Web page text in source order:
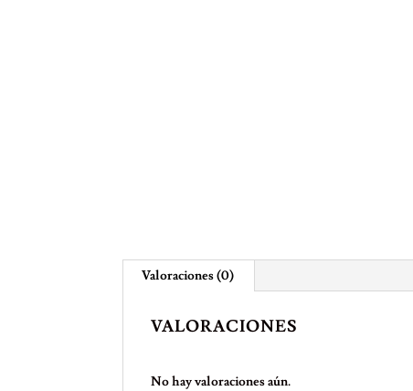
Valoraciones (0)
VALORACIONES
No hay valoraciones aún.